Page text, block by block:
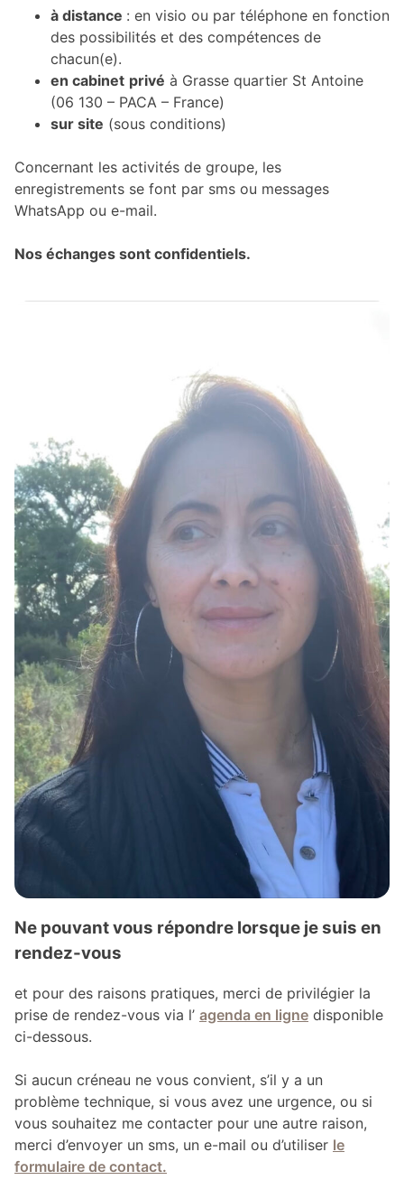
à distance : en visio ou par téléphone en fonction
des possibilités et des compétences de
chacun(e).
en cabinet privé à Grasse quartier St Antoine
(06 130 – PACA – France)
sur site (sous conditions)
Concernant les activités de groupe, les
enregistrements se font par sms ou messages
WhatsApp ou e-mail.
Nos échanges sont confidentiels.
Ne pouvant vous répondre lorsque je suis en
rendez-vous
et pour des raisons pratiques, merci de privilégier la
prise de rendez-vous via l’ agenda en ligne disponible
ci-dessous.
Si aucun créneau ne vous convient, s’il y a un
problème technique, si vous avez une urgence, ou si
vous souhaitez me contacter pour une autre raison,
merci d’envoyer un sms, un e-mail ou d’utiliser le
formulaire de contact.